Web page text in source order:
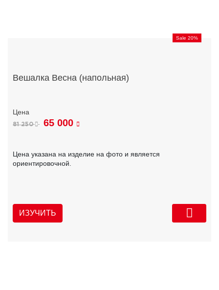
Sale 20%
Вешалка Весна (напольная)
81 250 65 000
Цена указана на изделие на фото и является
ориентировочной.
ИЗУЧИТЬ